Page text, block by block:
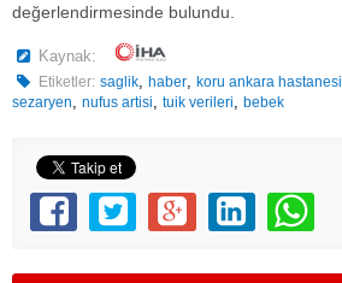
değerlendirmesinde bulundu.
Kaynak:
Etiketler: saglik,haber,koru ankara hastanesi
sezaryen, nufus artisi, tuik verileri, bebek